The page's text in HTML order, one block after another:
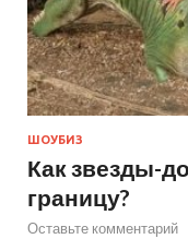
ШОУБИЗ
Как звезды-
границу?
Оставьте комментарий